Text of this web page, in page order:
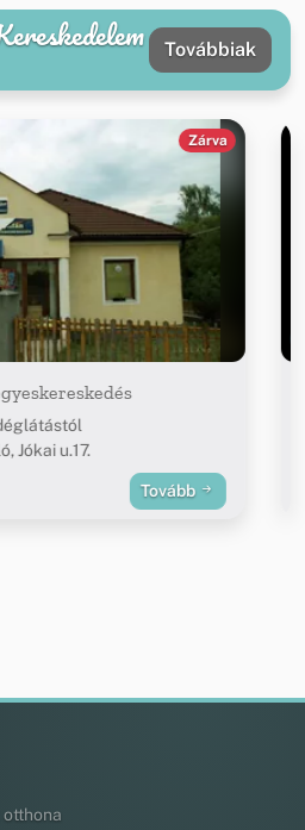
Továbbiak
Zárva
Jókai u.17.
Tovább